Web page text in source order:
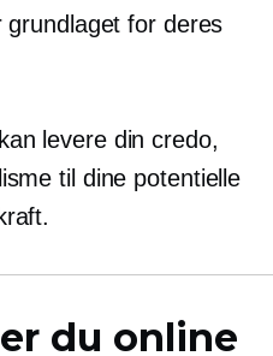
grundlaget for deres
levere din credo,
til dine potentielle
du online